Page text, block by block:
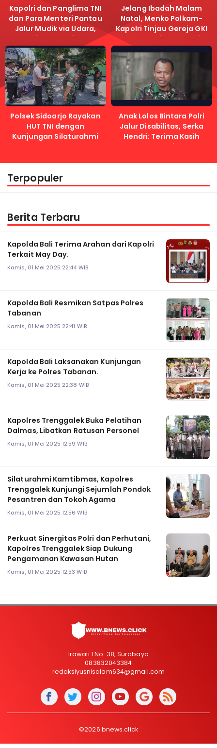
Kapolri dan Panglima TNI
dan Para Menteri Pantau
Jalur Mudik via Udara,
Pastikan Lalu Lintas
Lancar
Jelang Ibadah Malam
Natal, Menko Polkam-
Kapolri Tinjau Gereja GKI
Samanhudi dan Gereja
Immanuel
Polsek Sidoarjo Rayakan
HUT TNI dengan
Kunjungan Silaturahmi
Anak Lolos Bintara Polri
Jalur Disabilitas, Serka
Hendri: Terima Kasih
Kapolri
Terpopuler
Berita Terbaru
Kapolda Bali Terima Arahan dari Kapolri
Terkait May Day.
Kamis, 01 Mei 2025 22:44 WIB
Kapolda Bali Resmikan Satpas Polres
Tabanan
Kamis, 01 Mei 2025 22:41 WIB
Kapolda Bali Laksanakan Kunjungan
Kerja ke Polres Tabanan.
Kamis, 01 Mei 2025 22:38 WIB
Kapolres Trenggalek Buka Pelatihan
Dalmas, Libatkan Ratusan Personel
Kamis, 01 Mei 2025 12:59 WIB
Silaturahmi Kamtibmas, Kapolres
Trenggalek Kunjungi Sejumlah Pondok
Pesantren dan Tokoh Agama
Kamis, 01 Mei 2025 12:56 WIB
Perkuat Sinergitas Polri dan Perhutani,
Kapolres Trenggalek Siap Dukung
Pengamanan Kawasan Hutan
Kamis, 01 Mei 2025 12:53 WIB
Irawati 1 No: 38, Surabaya
083832043384
redaksiyusnisalam634@gmail.com
©2026 bnews.click